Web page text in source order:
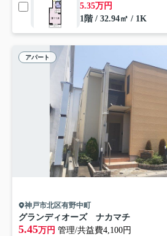
5.35万円
1階 / 32.94㎡ / 1K
アパート
神戸市北区有野中町
グランディオーズ ナカマチ
5.45万円 管理/共益費4,100円